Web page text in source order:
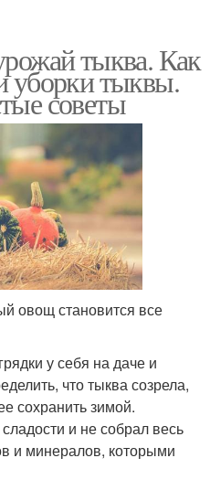
тыква. Как
уборки тыквы.
советы
овощ становится все
у себя на даче и
что тыква созрела,
сохранить зимой.
и не собрал весь
и минералов, которыми